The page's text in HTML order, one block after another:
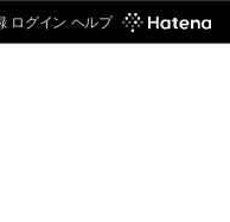
ログイン ヘルプ